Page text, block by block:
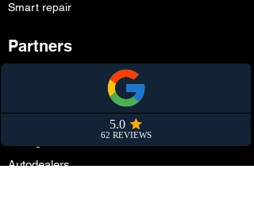
Smart repair
Partners
Steenslag folie (PPF)
Onderhoud
Autodealers